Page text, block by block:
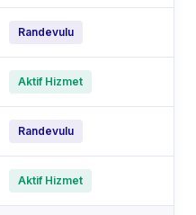
Randevulu
Aktif Hizmet
Randevulu
Aktif Hizmet